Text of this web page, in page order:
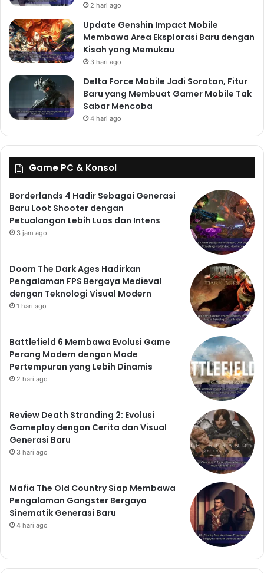
2 hari ago
Update Genshin Impact Mobile
Membawa Area Eksplorasi Baru dengan
Kisah yang Memukau
3 hari ago
Delta Force Mobile Jadi Sorotan, Fitur
Baru yang Membuat Gamer Mobile Tak
Sabar Mencoba
4 hari ago
Game PC & Konsol
Borderlands 4 Hadir Sebagai Generasi
Baru Loot Shooter dengan
Petualangan Lebih Luas dan Intens
3 jam ago
Doom The Dark Ages Hadirkan
Pengalaman FPS Bergaya Medieval
dengan Teknologi Visual Modern
1 hari ago
Battlefield 6 Membawa Evolusi Game
Perang Modern dengan Mode
Pertempuran yang Lebih Dinamis
2 hari ago
Review Death Stranding 2: Evolusi
Gameplay dengan Cerita dan Visual
Generasi Baru
3 hari ago
Mafia The Old Country Siap Membawa
Pengalaman Gangster Bergaya
Sinematik Generasi Baru
4 hari ago